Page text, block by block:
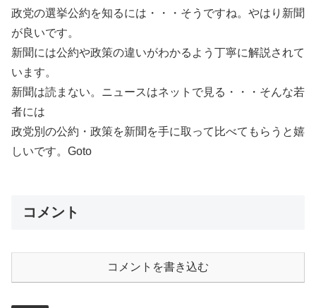
政党の選挙公約を知るには・・・そうですね。やはり新聞
が良いです。
新聞には公約や政策の違いがわかるよう丁寧に解説されて
います。
新聞は読まない。ニュースはネットで見る・・・そんな若
者には
政党別の公約・政策を新聞を手に取って比べてもらうと嬉
しいです。Goto
コメント
コメントを書き込む